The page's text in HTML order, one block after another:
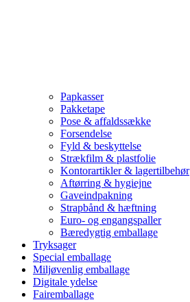
Papkasser
Pakketape
Pose & affaldssække
Forsendelse
Fyld & beskyttelse
Strækfilm & plastfolie
Kontorartikler & lagertilbehør
Aftørring & hygiejne
Gaveindpakning
Strapbånd & hæftning
Euro- og engangspaller
Bæredygtig emballage
Tryksager
Special emballage
Miljøvenlig emballage
Digitale ydelse
Fairemballage